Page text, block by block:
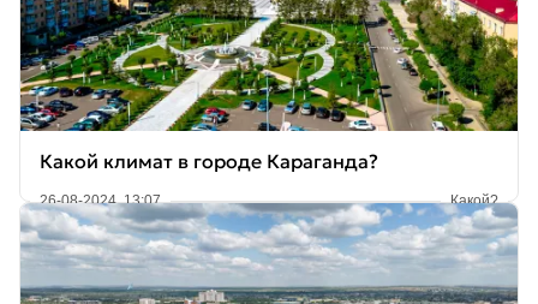
Какой климат в городе Караганда?
26-08-2024, 13:07 Какой?